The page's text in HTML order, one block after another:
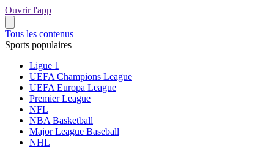
Ouvrir l'app
Tous les contenus
Sports populaires
Ligue 1
UEFA Champions League
UEFA Europa League
Premier League
NFL
NBA Basketball
Major League Baseball
NHL